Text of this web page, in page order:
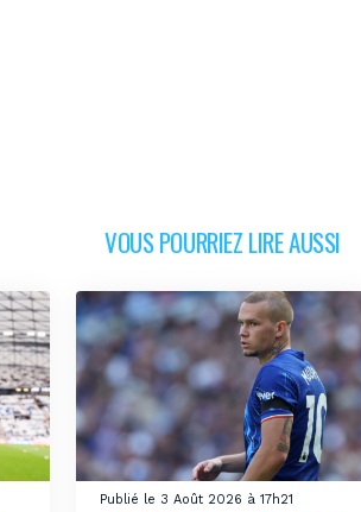
VOUS POURRIEZ LIRE AUSSI
Publié le 3 Août 2026 à 17h21